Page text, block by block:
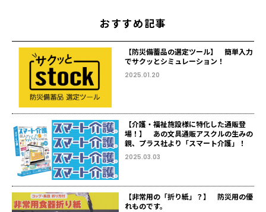
おすすめ記事
【防災備蓄品の選定ツール】 簡単入力
でサクッとシミュレーション！
2025.01.20
【介護・福祉施設様に特化した通販登
場！】 あの文具通販アスクルの生みの
親、プラス社より「スマート介護」！
2025.03.03
【非常用の「折り紙」？】 防災用の優
れものです。